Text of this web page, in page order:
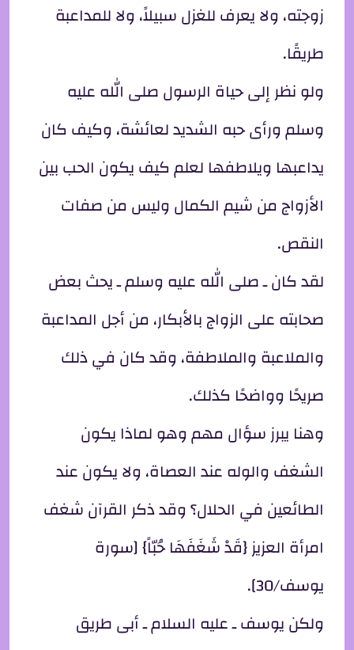
زوجته، ولا يعرف للغزل سبيلاً، ولا للمداعبة
طريقًا.
ولو نظر إلى حياة الرسول صلى الله عليه
وسلم ورأى حبه الشديد لعائشة، وكيف كان
يداعبها ويلاطفها لعلم كيف يكون الحب بين
الأزواج من شيم الكمال وليس من صفات
النقص.
لقد كان ـ صلى الله عليه وسلم ـ يحث بعض
صحابته على الزواج بالأبكار، من أجل المداعبة
والملاعبة والملاطفة، وقد كان في ذلك
صريحًا وواضحًا كذلك.
وهنا يبرز سؤال مهم وهو لماذا يكون
الشغف والوله عند العصاة، ولا يكون عند
الطائعين في الحلال؟ وقد ذكر القرآن شغف
امرأة العزيز {قَدْ شَغَفَهَا حُبّاً} [سورة
يوسف/30].
ولكن يوسف ـ عليه السلام ـ أبى طريق